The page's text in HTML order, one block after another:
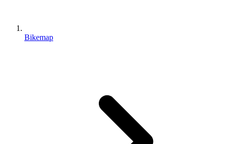
Bikemap